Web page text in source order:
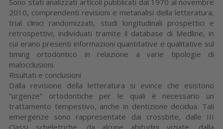
2010, comprendenti revisioni e metanalisi della letteratura,
trial clinici randomizzati, studi longitudinali prospettici e
retrospettivi, individuati tramite il database di Medline, in
cui erano presenti informazioni quantitative e qualitative sul
timing ortodontico in relazione a varie tipologie di
malocclusioni.
Risultati e conclusioni
Dalla revisione della letteratura si evince che esistono
“urgenze” ortodontiche per le quali è necessario un
trattamento tempestivo, anche in dentizione decidua. Tali
emergenze sono rappresentate dai crossbite, dalle III
Classi scheletriche, da alcune abitudini viziate, dalla